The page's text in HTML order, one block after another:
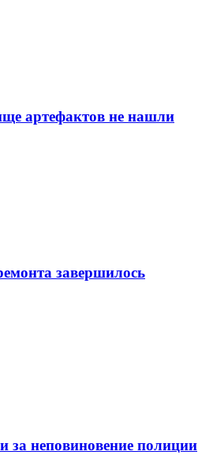
артефактов не нашли
завершилось
за неповиновение полиции